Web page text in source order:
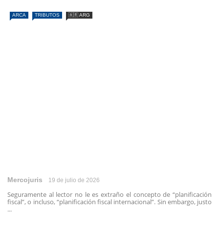
ARCA TRIBUTOS 🇦🇷 ARG
Mercojuris 19 de julio de 2026
Seguramente al lector no le es extraño el concepto de “planificación
fiscal”, o incluso, “planificación fiscal internacional”. Sin embargo, justo
...